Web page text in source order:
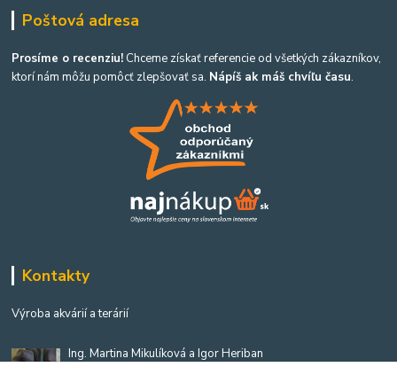
Poštová adresa
Prosíme o recenziu! Chceme získať referencie od všetkých zákazníkov,
ktorí nám môžu pomôcť zlepšovať sa. Nápíš ak máš chvíľu času.
Kontakty
Výroba akvárií a terárií
Ing. Martina Mikulíková a Igor Heriban